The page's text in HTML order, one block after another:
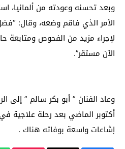
وبعد تحسنه وعودته من ألمانيا،
الأمر الذي فاقم وضعه، وقال:
لإجراء مزيد من الفحوص ومتابعة
الآن مستقر”.
أكتوبر الماضي بعد رحلة علاجية في
إشاعات واسعة بوفاته هناك .